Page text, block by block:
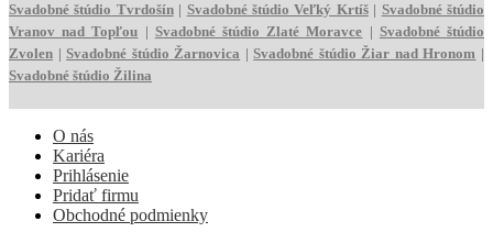
Svadobné štúdio Tvrdošín| Svadobné štúdio Veľký Krtíš| Svadobné štúdio
Vranov nad Topľou | Svadobné štúdio Zlaté Moravce | Svadobné štúdio
Zvolen |Svadobné štúdio Žarnovica |Svadobné štúdio Žiar nad Hronom |
Svadobné štúdio Žilina
O nás
Kariéra
Prihlásenie
Pridať firmu
Obchodné podmienky